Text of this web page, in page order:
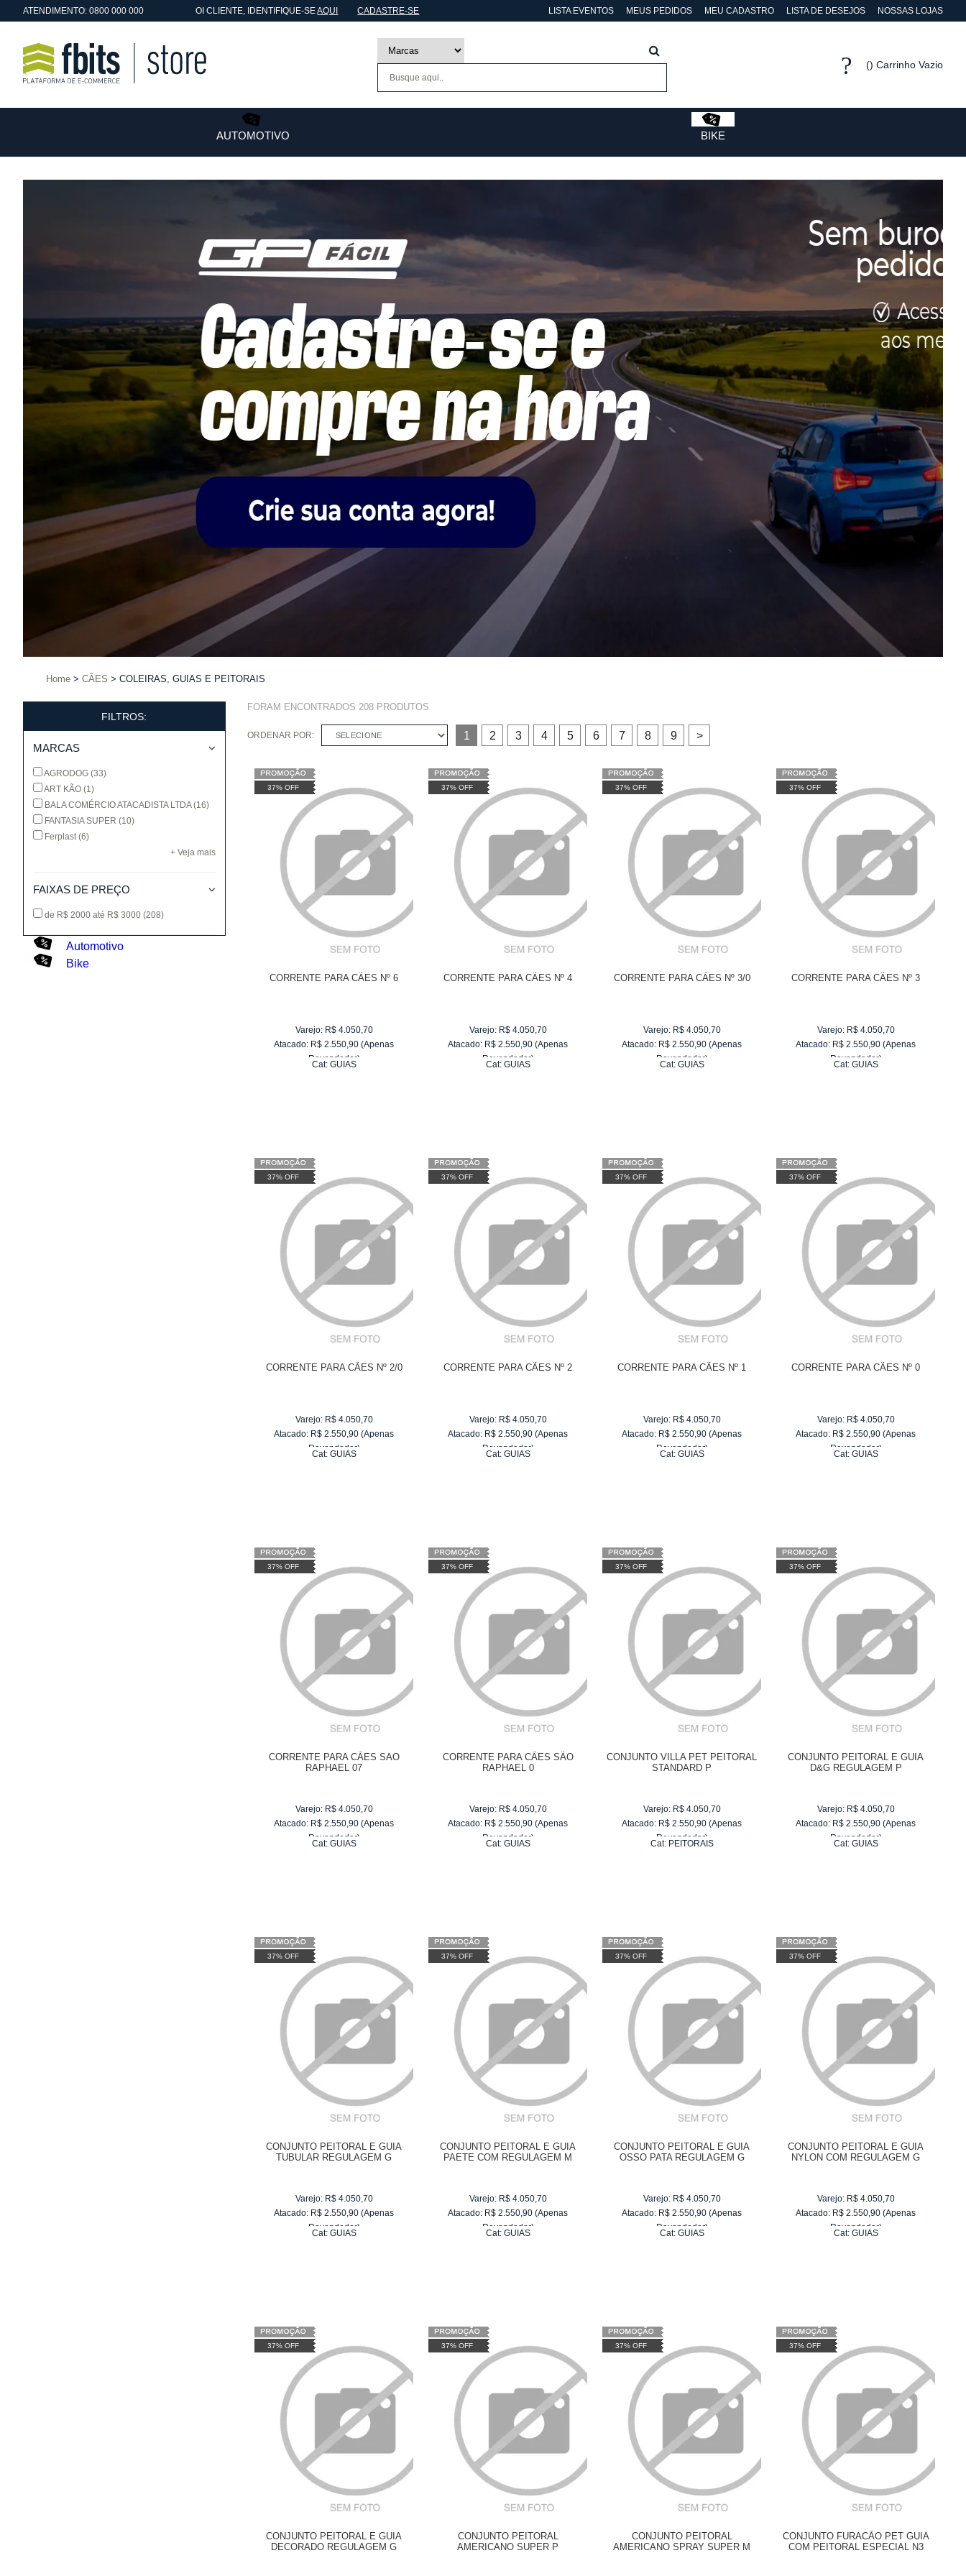
ATENDIMENTO: 0800 000 000 OICLIENTE, IDENTIFIQUE-SEAQUI CADASTRE-SE LISTA EVENTOS MEUS PEDIDOS MEU CADASTRO LISTA DE DESEJOS NOSSAS LOJAS
Carrinho Vazio
AUTOMOTIVO BIKE
Home CÃES COLEIRAS, GUIAS E PEITORAIS
FILTROS:
MARCAS
AGRODOG (33)
ART KÃO (1)
BALA COMÉRCIO ATACADISTA LTDA(16)
FANTASIA SUPER (10)
Ferplast(6)
+ Veja mais
FAIXAS DE PREÇO
de R$ 2000 até R$ 3000 (208)
Automotivo
Bike
FORAM ENCONTRADOS 208PRODUTOS
ORDENAR POR: SELECIONE 1 2 3 4 5 6 7 8 9 >
37% OFF
CORRENTE PARA CÃES Nº 6
Varejo: R$ 4.050,70
Atacado: R$ 2.550,90 (Apenas
Revendedor)
Cat: GUIAS
37% OFF
CORRENTE PARA CÃES Nº 4
Varejo: R$ 4.050,70
Atacado: R$ 2.550,90 (Apenas
Revendedor)
Cat: GUIAS
37% OFF
CORRENTE PARA CÃES Nº 3/0
Varejo: R$ 4.050,70
Atacado: R$ 2.550,90 (Apenas
Revendedor)
Cat: GUIAS
37% OFF
CORRENTE PARA CÃES Nº 3
Varejo: R$ 4.050,70
Atacado: R$ 2.550,90 (Apenas
Revendedor)
Cat: GUIAS
37% OFF
CORRENTE PARA CÃES Nº 2/0
Varejo: R$ 4.050,70
Atacado: R$ 2.550,90 (Apenas
Revendedor)
Cat: GUIAS
37% OFF
CORRENTE PARA CÃES Nº 2
Varejo: R$ 4.050,70
Atacado: R$ 2.550,90 (Apenas
Revendedor)
Cat: GUIAS
37% OFF
CORRENTE PARA CÃES Nº 1
Varejo: R$ 4.050,70
Atacado: R$ 2.550,90 (Apenas
Revendedor)
Cat: GUIAS
37% OFF
CORRENTE PARA CÃES Nº 0
Varejo: R$ 4.050,70
Atacado: R$ 2.550,90 (Apenas
Revendedor)
Cat: GUIAS
37% OFF
CORRENTE PARA CÃES SAO
RAPHAEL 07
Varejo: R$ 4.050,70
Atacado: R$ 2.550,90 (Apenas
Revendedor)
Cat: GUIAS
37% OFF
CORRENTE PARA CÃES SÃO
RAPHAEL 0
Varejo: R$ 4.050,70
Atacado: R$ 2.550,90 (Apenas
Revendedor)
Cat: GUIAS
37% OFF
CONJUNTO VILLA PET PEITORAL
STANDARD P
Varejo: R$ 4.050,70
Atacado: R$ 2.550,90 (Apenas
Revendedor)
Cat: PEITORAIS
37% OFF
CONJUNTO PEITORAL E GUIA
D&G REGULAGEM P
Varejo: R$ 4.050,70
Atacado: R$ 2.550,90 (Apenas
Revendedor)
Cat: GUIAS
37% OFF
CONJUNTO PEITORAL E GUIA
TUBULAR REGULAGEM G
Varejo: R$ 4.050,70
Atacado: R$ 2.550,90 (Apenas
Revendedor)
Cat: GUIAS
37% OFF
CONJUNTO PEITORAL E GUIA
PAETE COM REGULAGEM M
Varejo: R$ 4.050,70
Atacado: R$ 2.550,90 (Apenas
Revendedor)
Cat: GUIAS
37% OFF
CONJUNTO PEITORAL E GUIA
OSSO PATA REGULAGEM G
Varejo: R$ 4.050,70
Atacado: R$ 2.550,90 (Apenas
Revendedor)
Cat: GUIAS
37% OFF
CONJUNTO PEITORAL E GUIA
NYLON COM REGULAGEM G
Varejo: R$ 4.050,70
Atacado: R$ 2.550,90 (Apenas
Revendedor)
Cat: GUIAS
37% OFF
CONJUNTO PEITORAL E GUIA
DECORADO REGULAGEM G
37% OFF
CONJUNTO PEITORAL
AMERICANO SUPER P
37% OFF
CONJUNTO PEITORAL
AMERICANO SPRAY SUPER M
37% OFF
CONJUNTO FURACÃO PET GUIA
COM PEITORAL ESPECIAL N3